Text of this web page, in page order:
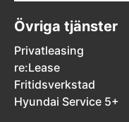
Övriga tjänster
Privatleasing
re:Lease
Fritidsverkstad
Hyundai Service 5+